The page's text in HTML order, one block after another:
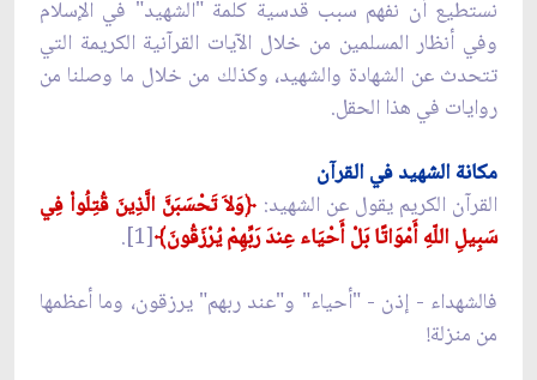
نستطيع أن نفهم سبب قدسية كلمة "الشهيد" في الإسلام
وفي أنظار المسلمين من خلال الآيات القرآنية الكريمة التي
تتحدث عن الشهادة والشهيد، وكذلك من خلال ما وصلنا من
روايات في هذا الحقل.
مكانة الشهيد في القرآن
القرآن الكريم يقول عن الشهيد: ﴿وَلاَ تَحْسَبَنَّ الَّذِينَ قُتِلُواْ فِي
سَبِيلِ اللّهِ أَمْوَاتًا بَلْ أَحْيَاء عِندَ رَبِّهِمْ يُرْزَقُونَ﴾[1].
فالشهداء - إذن - "أحياء" و"عند ربهم" يرزقون، وما أعظمها
من منزلة!